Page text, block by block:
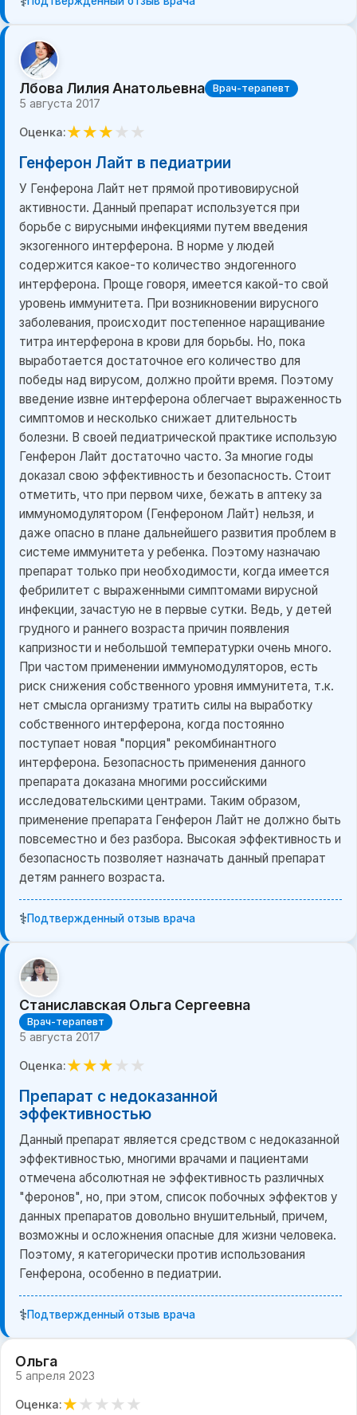
Лбова Лилия Анатольевна Врач-терапевт
5 августа 2017
Оценка:★★★★ ★
Генферон Лайт в педиатрии
У Генферона Лайт нет прямой противовирусной
активности. Данный препарат используется при
борьбе с вирусными инфекциями путем введения
экзогенного интерферона. В норме у людей
содержится какое-то количество эндогенного
интерферона. Проще говоря, имеется какой-то свой
уровень иммунитета. При возникновении вирусного
заболевания, происходит постепенное наращивание
титра интерферона в крови для борьбы. Но, пока
выработается достаточное его количество для
победы над вирусом, должно пройти время. Поэтому
введение извне интерферона облегчает выраженность
симптомов и несколько снижает длительность
болезни. В своей педиатрической практике использую
Генферон Лайт достаточно часто. За многие годы
доказал свою эффективность и безопасность. Стоит
отметить, что при первом чихе, бежать в аптеку за
иммуномодулятором (Генфероном Лайт) нельзя, и
даже опасно в плане дальнейшего развития проблем в
системе иммунитета у ребенка. Поэтому назначаю
препарат только при необходимости, когда имеется
фебрилитет с выраженными симптомами вирусной
инфекции, зачастую не в первые сутки. Ведь, у детей
грудного и раннего возраста причин появления
капризности и небольшой температурки очень много.
При частом применении иммуномодуляторов, есть
риск снижения собственного уровня иммунитета, т.к.
нет смысла организму тратить силы на выработку
собственного интерферона, когда постоянно
поступает новая "порция" рекомбинантного
интерферона. Безопасность применения данного
препарата доказана многими российскими
исследовательскими центрами. Таким образом,
применение препарата Генферон Лайт не должно быть
повсеместно и без разбора. Высокая эффективность и
безопасность позволяет назначать данный препарат
детям раннего возраста.
⚕️Подтвержденный отзыв врача
Станиславская Ольга Сергеевна
Врач-терапевт
5 августа 2017
Оценка:★★★★ ★
Препарат с недоказанной
эффективностью
Данный препарат является средством с недоказанной
эффективностью, многими врачами и пациентами
отмечена абсолютная не эффективность различных
"феронов", но, при этом, список побочных эффектов у
данных препаратов довольно внушительный, причем,
возможны и осложнения опасные для жизни человека.
Поэтому, я категорически против использования
Генферона, особенно в педиатрии.
⚕️Подтвержденный отзыв врача
Ольга
5 апреля 2023
Оценка:★★ ★ ★ ★